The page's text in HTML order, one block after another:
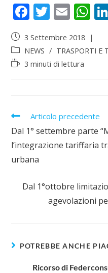
F
e
b
k
T
itt
er
E
ai
l
W
at
s
p
3 Settembre 2018
NEWS / TRASPORTI E
3 minuti di lettura
Articolo precedente
Dal 1° settembre parte
l’integrazione tariffaria
urbana
Dal 1°ottobre
agevolazioni
POTREBBE ANCHE
Ricorso di